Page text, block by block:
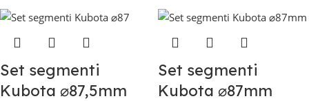
Set segmenti
Kubota ⌀87,5mm
Set segmenti
Kubota ⌀87mm